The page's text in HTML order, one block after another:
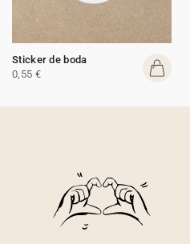
Sticker de boda
0,55 €